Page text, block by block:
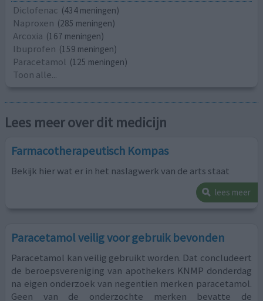
Diclofenac (434 meningen)
Naproxen (285 meningen)
Arcoxia (167 meningen)
Ibuprofen (159 meningen)
Paracetamol (125 meningen)
Toon alle...
Lees meer over dit medicijn
Farmacotherapeutisch Kompas
Bekijk hier wat er in het naslagwerk van de arts staat
lees meer
Paracetamol veilig voor gebruik bevonden
Paracetamol kan veilig gebruikt worden. Dat concludeert
de beroepsvereniging van apothekers KNMP donderdag
na eigen onderzoek van negentien merken paracetamol.
Geen van de onderzochte merken bevatte de